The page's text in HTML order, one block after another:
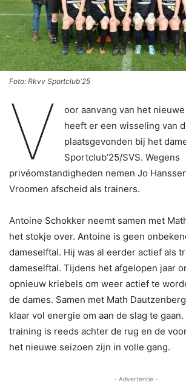
Foto: Rkvv Sportclub'25
V
oor aanvang van het
heeft er een wisseling van
plaatsgevonden bij het
Sportclub’25/SVS. Wegens
privéomstandigheden nemen Jo
Vroomen afscheid als trainers.
Antoine Schokker neemt samen met
het stokje over. Antoine is geen
dameselftal. Hij was al eerder actief als
dameselftal. Tijdens het afgelopen jaar
opnieuw kriebels om weer actief te
de dames. Samen met Math
klaar vol energie om aan de slag te
training is reeds achter de rug en de
het nieuwe seizoen zijn in volle gang.
- Advertentie -